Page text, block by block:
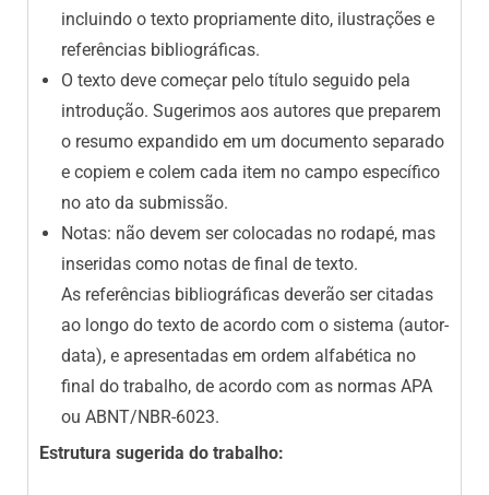
incluindo o texto propriamente dito, ilustrações e
referências bibliográficas.
O texto deve começar pelo título seguido pela
introdução. Sugerimos aos autores que preparem
o resumo expandido em um documento separado
e copiem e colem cada item no campo específico
no ato da submissão.
Notas: não devem ser colocadas no rodapé, mas
inseridas como notas de final de texto.
As referências bibliográficas deverão ser citadas
ao longo do texto de acordo com o sistema (autor-
data), e apresentadas em ordem alfabética no
final do trabalho, de acordo com as normas APA
ou ABNT/NBR-6023.
Estrutura sugerida do trabalho: